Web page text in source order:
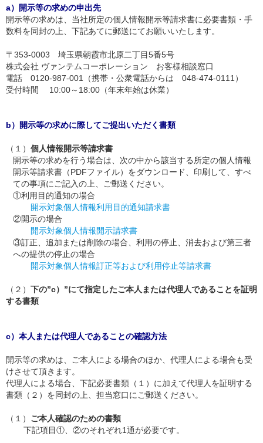
a）開示等の求めの申出先
開示等の求めは、当社所定の個人情報開示等請求書に必要書類・手
数料を同封の上、下記あてに郵送にてお願いいたします。
〒353-0003 埼玉県朝霞市北原二丁目5番5号
株式会社 ヴァンテムコーポレーション お客様相談窓口
電話 0120-987-001（携帯・公衆電話からは 048-474-0111）
受付時間 10:00～18:00（年末年始は休業）
b）開示等の求めに際してご提出いただく書類
（１） 個人情報開示等請求書
開示等の求めを行う場合は、次の中から該当する所定の個人情報
開示等請求書（PDFファイル）をダウンロード、印刷して、すべ
ての事項にご記入の上、ご郵送ください。
①利用目的通知の場合
開示対象個人情報利用目的通知請求書
②開示の場合
開示対象個人情報開示請求書
③訂正、追加または削除の場合、利用の停止、消去および第三者
への提供の停止の場合
開示対象個人情報訂正等および利用停止等請求書
（２） 下の”c）”にて指定したご本人または代理人であることを証明
する書類
c）本人または代理人であることの確認方法
開示等の求めは、ご本人による場合のほか、代理人による場合も受
けさせて頂きます。
代理人による場合、下記必要書類（１）に加えて代理人を証明する
書類（２）を同封の上、担当窓口にご郵送ください。
（１） ご本人確認のための書類
下記項目①、②のそれぞれ1通が必要です。